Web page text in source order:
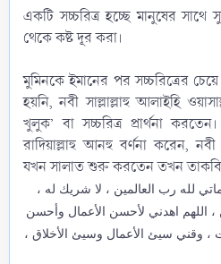
একটি সচ্চরিত্র হচ্ছে মানুষের সাথে
থেকে কষ্ট দূর করা।
মুমিনকে ইমানের পর সচ্চরিত্রের
হয়নি, নবী সাল্লাল্লাহু আলাইহি
খুলুক’ বা সচ্চরিত্র প্রার্থনা
‎রাদিয়াল্লাহু আনহু বর্ণনা করেন, নবী
যখন সালাত শুরু করতেন তখন
لله رب العالمين ، لا شريك له ،
اللهم اهدني لأحسن الأعمال وأحسن
، وقني سيئ الأعمال وسيئ الأخلاق ،